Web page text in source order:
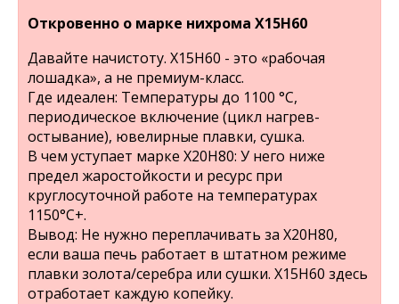
Откровенно о марке нихрома Х15Н60
Давайте начистоту. Х15Н60 - это «рабочая
лошадка», а не премиум-класс.
Где идеален: Температуры до 1100 °C,
периодическое включение (цикл нагрев-
остывание), ювелирные плавки, сушка.
В чем уступает марке Х20Н80: У него ниже
предел жаростойкости и ресурс при
круглосуточной работе на температурах
1150°C+.
Вывод: Не нужно переплачивать за Х20Н80,
если ваша печь работает в штатном режиме
плавки золота/серебра или сушки. Х15Н60 здесь
отработает каждую копейку.